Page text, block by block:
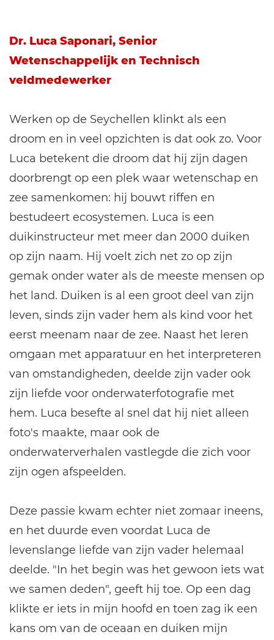
Dr. Luca Saponari, Senior
Wetenschappelijk en Technisch
veldmedewerker
Werken op de Seychellen klinkt als een
droom en in veel opzichten is dat ook zo. Voor
Luca betekent die droom dat hij zijn dagen
doorbrengt op een plek waar wetenschap en
zee samenkomen: hij bouwt riffen en
bestudeert ecosystemen. Luca is een
duikinstructeur met meer dan 2000 duiken
op zijn naam. Hij voelt zich net zo op zijn
gemak onder water als de meeste mensen op
het land. Duiken is al een groot deel van zijn
leven, sinds zijn vader hem als kind voor het
eerst meenam naar de zee. Naast het leren
omgaan met apparatuur en het interpreteren
van omstandigheden, deelde zijn vader ook
zijn liefde voor onderwaterfotografie met
hem. Luca besefte al snel dat hij niet alleen
foto's maakte, maar ook de
onderwaterverhalen vastlegde die zich voor
zijn ogen afspeelden.
Deze passie kwam echter niet zomaar ineens,
en het duurde even voordat Luca de
levenslange liefde van zijn vader helemaal
deelde. "In het begin was het gewoon iets wat
we samen deden", geeft hij toe. Op een dag
klikte er iets in mijn hoofd en toen zag ik een
kans om van de oceaan en duiken mijn